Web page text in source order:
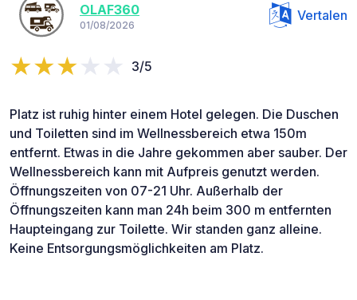
OLAF360
01/08/2026
Vertalen
3/5
Platz ist ruhig hinter einem Hotel gelegen. Die Duschen
und Toiletten sind im Wellnessbereich etwa 150m
entfernt. Etwas in die Jahre gekommen aber sauber. Der
Wellnessbereich kann mit Aufpreis genutzt werden.
Öffnungszeiten von 07-21 Uhr. Außerhalb der
Öffnungszeiten kann man 24h beim 300 m entfernten
Haupteingang zur Toilette. Wir standen ganz alleine.
Keine Entsorgungsmöglichkeiten am Platz.